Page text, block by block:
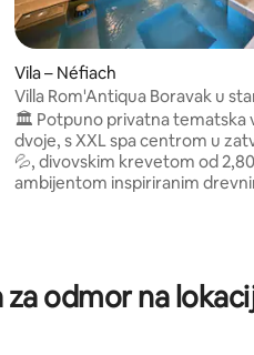
4,96/5, recenzija: 104
Vila – Néfiach
Villa Rom'Antiqua Boravak u
🏛️ Potpuno privatna tematska
dvoje, s XXL spa centrom u
💦, divovskim krevetom od
ambijentom inspiriranim
zajedničkih prostora ni susjeda
puta: 80 m², privatni vrt 🌿,
odmor na